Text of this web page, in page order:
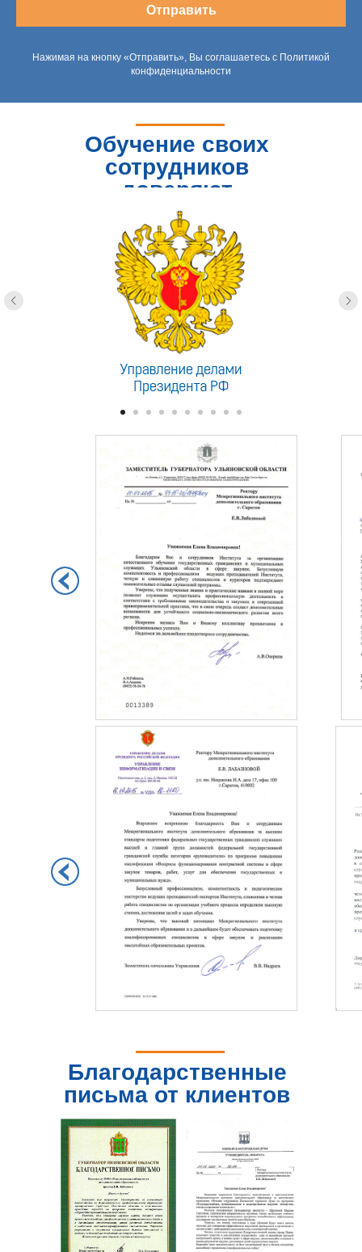
Отправить
Нажимая на кнопку «Отправить», Вы соглашаетесь с Политикой
конфиденциальности
Обучение своих
сотрудников
доверяют
Благодарственные
письма от клиентов